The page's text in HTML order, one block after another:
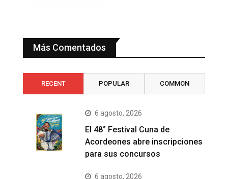
Más Comentados
RECENT POPULAR COMMON
6 agosto, 2026
El 48° Festival Cuna de
Acordeones abre inscripciones
para sus concursos
6 agosto, 2026